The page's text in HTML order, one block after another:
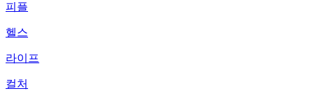
피플
헬스
라이프
컬처